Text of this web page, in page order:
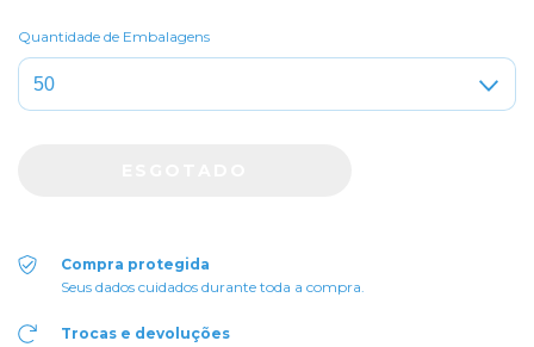
Quantidade de Embalagens
Compra protegida
Seus dados cuidados durante toda a compra.
Trocas e devoluções